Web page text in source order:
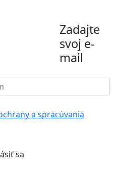
Zadajte
svoj e-
mail
a spracúvania
sa